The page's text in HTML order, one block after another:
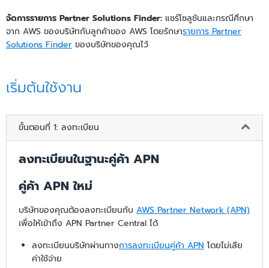
จัดการรายการ Partner Solutions Finder: แชร์โซลูชันและกรณีศึกษา
จาก AWS ของบริษัทกับลูกค้าของ AWS โดยรักษารายการ Partner
Solutions Finder ของบริษัทของคุณไว้
เริ่มต้นใช้งาน
ขั้นตอนที่ 1: ลงทะเบียน
ลงทะเบียนในฐานะคู่ค้า APN
คู่ค้า APN ใหม่
บริษัทของคุณต้องลงทะเบียนกับ AWS Partner Network (APN)
เพื่อให้เข้าถึง APN Partner Central ได้
ลงทะเบียนบริษัทผ่านทางการลงทะเบียนคู่ค้า APN โดยไม่เสีย
ค่าใช้จ่าย